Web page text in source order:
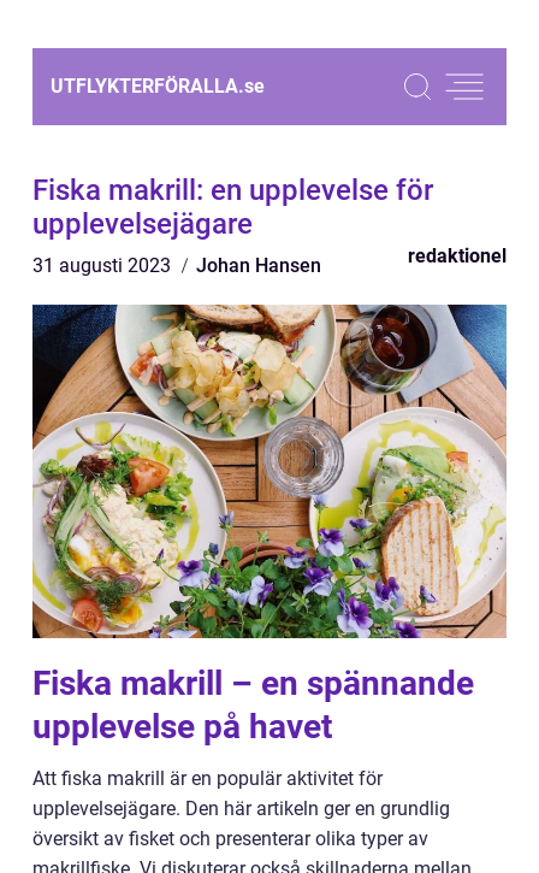
UTFLYKTERFÖRALLA.se
Fiska makrill: en upplevelse för
upplevelsejägare
31 augusti 2023 Johan Hansen redaktionel
Fiska makrill – en spännande
upplevelse på havet
Att fiska makrill är en populär aktivitet för
upplevelsejägare. Den här artikeln ger en grundlig
översikt av fisket och presenterar olika typer av